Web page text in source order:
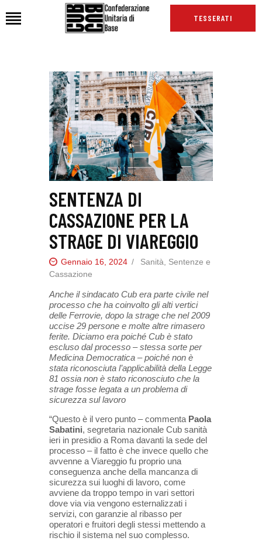
TESSERATI
HOME
CHI SIAMO
SEDI
NEWS
PODCAST CUB
TG CUB
INTERNAZIONALE
RASSEGNA STAMPA
SENTENZA DI
CASSAZIONE PER LA
STRAGE DI VIAREGGIO
Gennaio 16, 2024 Sanità, Sentenze e
Cassazione
Anche il sindacato Cub era parte civile nel
processo che ha coinvolto gli alti vertici
delle Ferrovie, dopo la strage che nel 2009
uccise 29 persone e molte altre rimasero
ferite. Diciamo era poiché Cub è stato
escluso dal processo – stessa sorte per
Medicina Democratica – poiché non è
stata riconosciuta l’applicabilità della Legge
81 ossia non è stato riconosciuto che la
strage fosse legata a un problema di
sicurezza sul lavoro
“Questo è il vero punto – commenta Paola
Sabatini, segretaria nazionale Cub sanità
ieri in presidio a Roma davanti la sede del
processo – il fatto è che invece quello che
avvenne a Viareggio fu proprio una
conseguenza anche della mancanza di
sicurezza sui luoghi di lavoro, come
avviene da troppo tempo in vari settori
dove via via vengono esternalizzati i
servizi, con garanzie al ribasso per
operatori e fruitori degli stessi mettendo a
rischio il sistema nel suo complesso.